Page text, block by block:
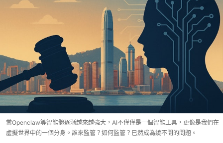
當Openclaw等智能體逐漸越來越強大，AI不僅僅是一個智能工具，更像是我們在
虛擬世界中的一個分身。誰來監管？如何監管？已然成為繞不開的問題。